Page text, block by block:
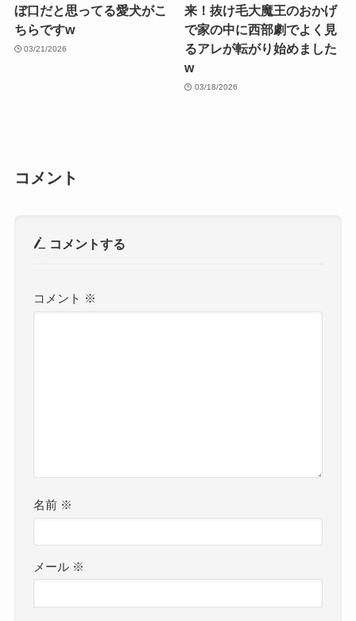
ぼ口だと思ってる愛犬がこ
ちらですw
03/21/2026
来！抜け毛大魔王のおかげ
で家の中に西部劇でよく見
るアレが転がり始めました
w
03/18/2026
コメント
コメントする
コメント ※
名前 ※
メール ※